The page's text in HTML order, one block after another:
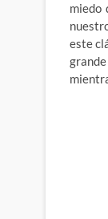
miedo
este